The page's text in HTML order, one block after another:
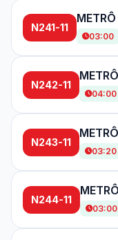
N241-11
03:00
N242-11
04:00
N243-11
03:20
N244-11
03:00